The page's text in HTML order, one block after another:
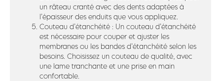
un râteau cranté avec des dents adaptées à
l’épaisseur des enduits que vous appliquez.
Couteau d’étanchéité : Un couteau d’étanchéité
est nécessaire pour couper et ajuster les
membranes ou les bandes d’étanchéité selon les
besoins. Choisissez un couteau de qualité, avec
une lame tranchante et une prise en main
confortable.